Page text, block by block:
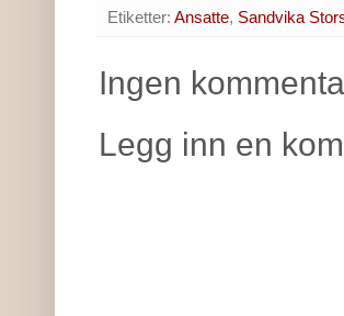
Etiketter: Ansatte, Sandvika
Ingen
Legg inn en